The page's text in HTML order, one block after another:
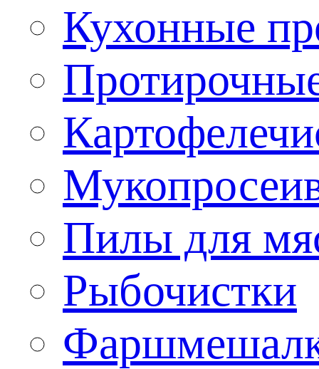
Кухонные
Пилы для
Рыбочистки